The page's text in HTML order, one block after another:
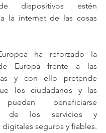
dispositivos estén
la internet de las cosas
ha reforzado la
Europa frente a las
y con ello pretende
los ciudadanos y las
puedan beneficiarse
de los servicios y